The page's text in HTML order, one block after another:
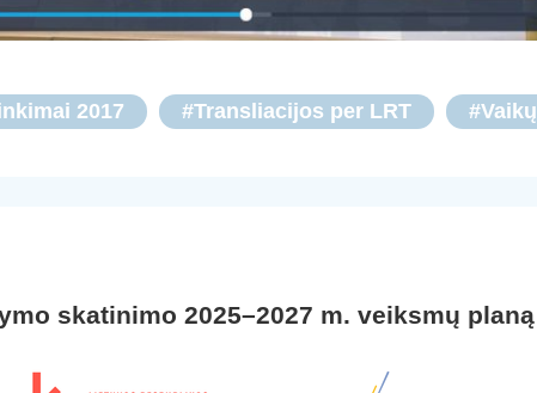
2017 #Transliacijos per LRT
skatinimo 2025–2027 m. veiksmų